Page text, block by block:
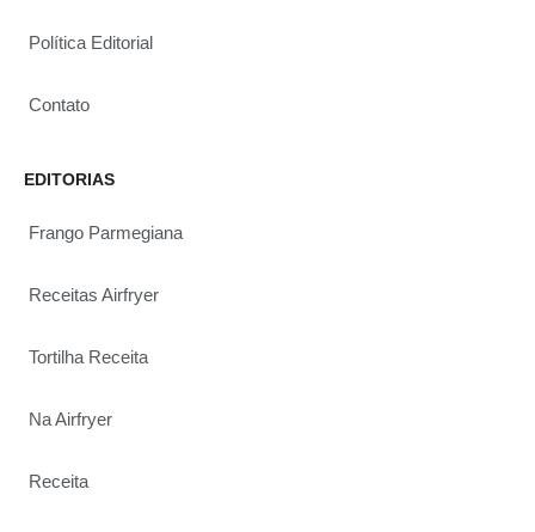
Política Editorial
Contato
EDITORIAS
Frango Parmegiana
Receitas Airfryer
Tortilha Receita
Na Airfryer
Receita